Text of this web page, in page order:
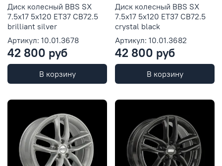
Диск колесный BBS SX
7.5x17 5x120 ET37 CB72.5
brilliant silver
Артикул: 10.01.3678
42 800 руб
В корзину
Диск колесный BBS SX
7.5x17 5x120 ET37 CB72.5
crystal black
Артикул: 10.01.3682
42 800 руб
В корзину